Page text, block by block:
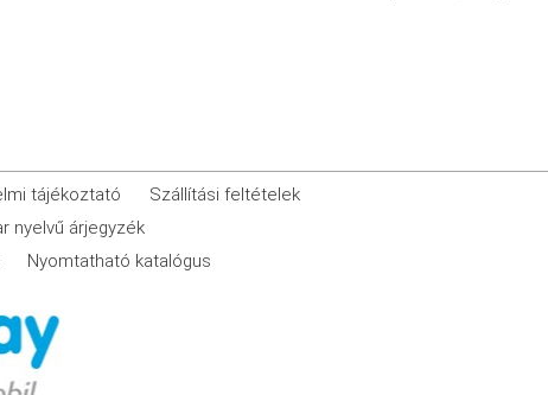
tájékoztató
Szállítási feltételek
nyelvű árjegyzék
Nyomtatható katalógus